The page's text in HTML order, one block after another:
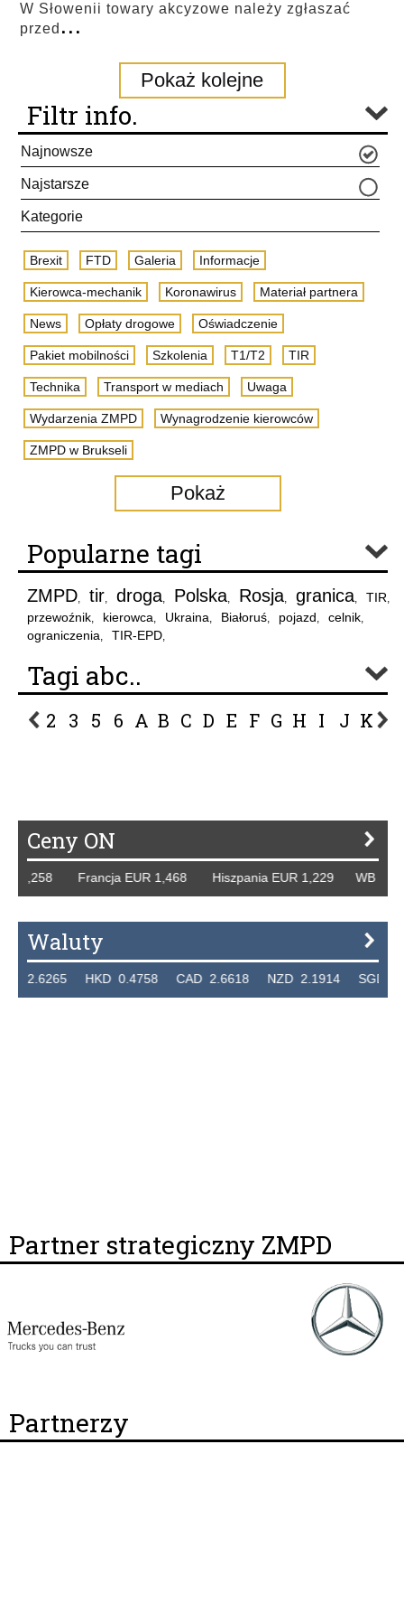
W Słowenii towary akcyzowe należy zgłaszać
przed...
Pokaż kolejne
Filtr info.
Najnowsze
Najstarsze
Kategorie
Brexit FTD Galeria Informacje
Kierowca-mechanik Koronawirus Materiał partnera
News Opłaty drogowe Oświadczenie
Pakiet mobilności Szkolenia T1/T2 TIR
Technika Transport w mediach Uwaga
Wydarzenia ZMPD Wynagrodzenie kierowców
ZMPD w Brukseli
Pokaż
Popularne tagi
ZMPD, tir, droga, Polska, Rosja, granica, TIR,
przewoźnik, kierowca, Ukraina, Białoruś, pojazd, celnik,
ograniczenia, TIR-EPD,
Tagi abc..
2 3 5 6 A B C D E F G H I J K L
Ceny ON
Francja EUR 1,468 Hiszpania EUR 1,229 WB GBP
Waluty
HKD 0.4758 CAD 2.6618 NZD 2.1914 SGD
Partner strategiczny ZMPD
Partnerzy